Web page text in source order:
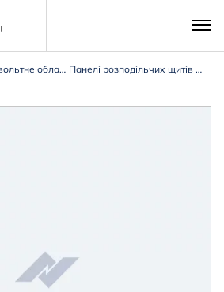
Низьковольтне обладнання 0,4 кВ Панелі розподільчих щитів типу ЩО-90/ЩО-70